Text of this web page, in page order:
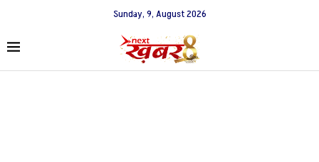
Sunday, 9, August 2026